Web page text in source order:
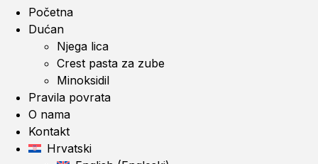
Početna
Dućan
Njega lica
Crest pasta za zube
Minoksidil
Pravila povrata
O nama
Kontakt
Hrvatski